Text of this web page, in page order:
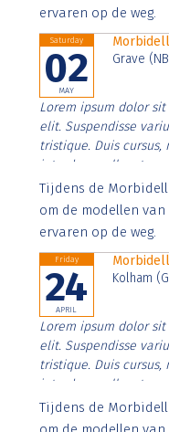
ervaren op de weg.
Saturday
02
MAY
Grave
Lorem ipsum dolor
elit. Suspendisse
tristique. Duis
interdum nulla, ut
Aenean faucibus
imperdiet. Nunc ut
Tijdens de
om de modellen
ervaren op de weg.
Friday
24
APRIL
Kolham
Lorem ipsum dolor
elit. Suspendisse
tristique. Duis
interdum nulla, ut
Aenean faucibus
imperdiet. Nunc ut
Tijdens de